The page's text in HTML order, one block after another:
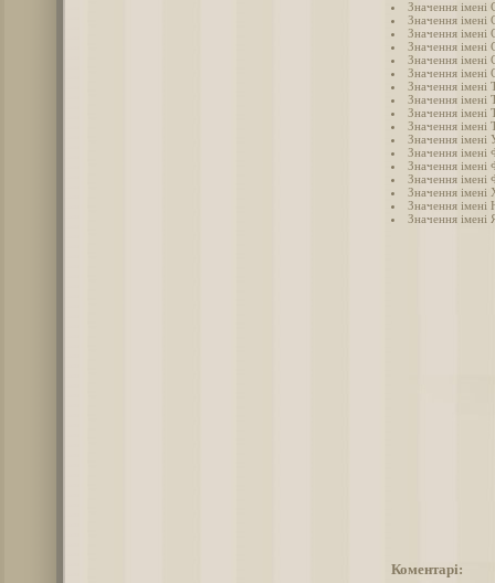
Значення імені
Значення імені
Значення імені
Значення імені
Значення імені
Значення імені
Значення імені
Значення імені
Значення імені
Значення імені
Значення імені
Значення імені
Значення імені
Значення імені
Значення імені
Значення імені
Значення імені
Коментарі: